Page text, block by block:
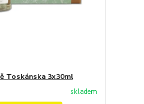
Toskánska 3x30ml
skladem